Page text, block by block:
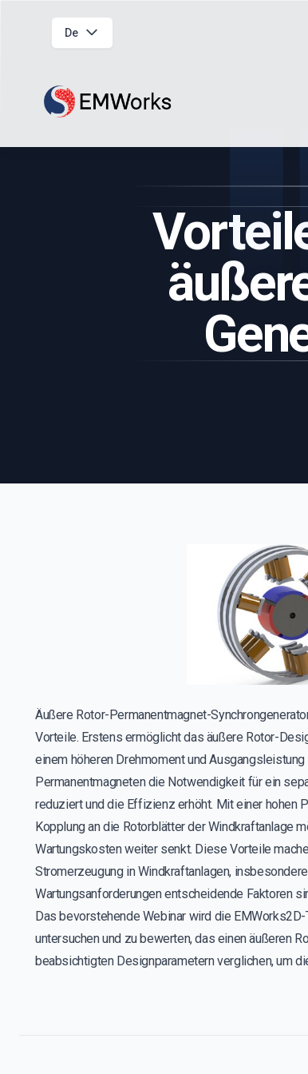
De
Äußere Rotor-Permanentmagnet-
Vorteile. Erstens ermöglicht das äußere Rotor-
einem höheren Drehmoment und
Permanentmagneten die Notwendigkeit für ein
reduziert und die Effizienz erhöht. Mit einer hohen
Kopplung an die Rotorblätter der Windkraftanlage
Wartungskosten weiter senkt. Diese Vorteile
Stromerzeugung in Windkraftanlagen,
Wartungsanforderungen entscheidende Faktoren
Das bevorstehende Webinar wird die
untersuchen und zu bewerten, das einen äußeren
beabsichtigten Designparametern verglichen, um